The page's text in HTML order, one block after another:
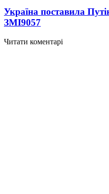
Україна поставила
ЗМІ9057
Читати коментарі